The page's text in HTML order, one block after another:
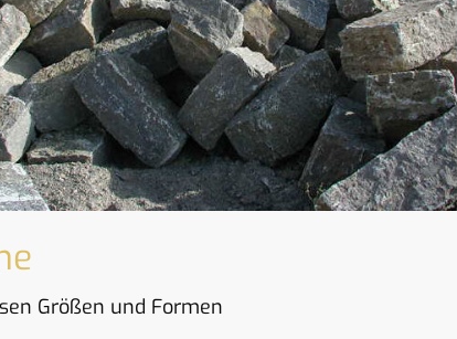
Größen und Formen